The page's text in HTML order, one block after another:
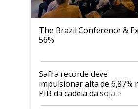
The Brazil Conference &
56%
Safra recorde deve
impulsionar alta de 6,87%
PIB da cadeia da soja e
biodiesel em 2026